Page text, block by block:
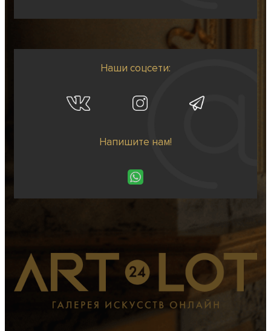
Наши соцсети:
Напишите нам!